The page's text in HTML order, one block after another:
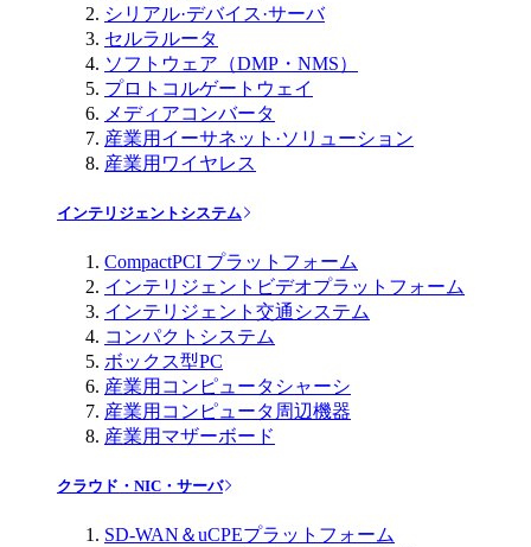
シリアル·デバイス·サーバ
セルラルータ
ソフトウェア（DMP・NMS）
プロトコルゲートウェイ
メディアコンバータ
産業用イーサネット·ソリューション
産業用ワイヤレス
インテリジェントシステム
CompactPCI プラットフォーム
インテリジェントビデオプラットフォーム
インテリジェント交通システム
コンパクトシステム
ボックス型PC
産業用コンピュータシャーシ
産業用コンピュータ周辺機器
産業用マザーボード
クラウド・NIC・サーバ
SD-WAN＆uCPEプラットフォーム